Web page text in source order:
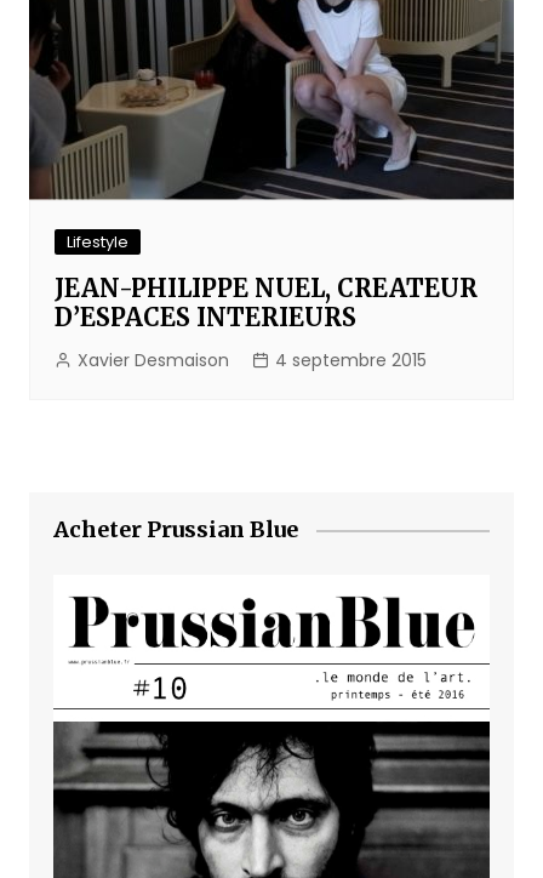
Lifestyle
JEAN-PHILIPPE NUEL, CREATEUR
D’ESPACES INTERIEURS
Xavier Desmaison 4 septembre 2015
Acheter Prussian Blue